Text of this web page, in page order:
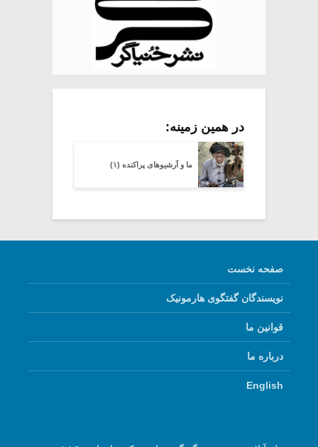
در همین زمینه:
ما و آرشیوهای پراکنده (۱)
صفحه نخست
نویسندگان گفتگوی هارمونیک
قوانین ما
درباره ما
English